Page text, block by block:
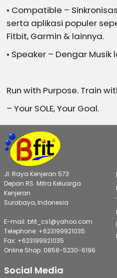
• Compatible –
serta aplikasi populer
Fitbit, Garmin & lainnya.
• Speaker – Dengar
Run with Purpose. Train
– Your SOLE, Your Goal.
Jl. Raya Kenjeran 573
Depan RS. Mitra Keluarga
Kenjeran
Surabaya, Indonesia
E-mail: bfit_cs1@yahoo.com
Telephone: +623199921035
Fax: +623199921035
Online Shop: 0858-5230-6196
Social Media